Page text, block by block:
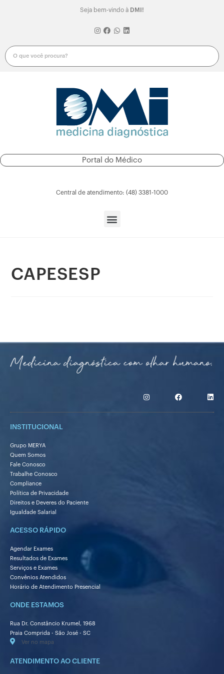
Seja bem-vindo à DMI!
Portal do Médico
Central de atendimento: (48) 3381-1000
CAPESESP
INSTITUCIONAL
Grupo MERYA
Quem Somos
Fale Conosco
Trabalhe Conosco
Compliance
Política de Privacidade
Direitos e Deveres do Paciente
Igualdade Salarial
ACESSO RÁPIDO
Agendar Exames
Resultados de Exames
Serviços e Exames
Convênios Atendidos
Horário de Atendimento Presencial
ONDE ESTAMOS
Rua Dr. Constâncio Krumel, 1968
Praia Comprida - São José - SC
Ver no mapa
ATENDIMENTO AO CLIENTE